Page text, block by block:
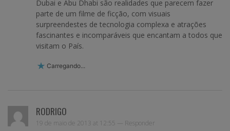
Dubai e Abu Dhabi são realidades que parecem fazer
parte de um filme de ficção, com visuais
surpreendestes de tecnologia complexa e atrações
fascinantes e incomparáveis que encantam a todos que
visitam o País.
Carregando...
RODRIGO
19 de maio de 2013 at 12:55 — Responder